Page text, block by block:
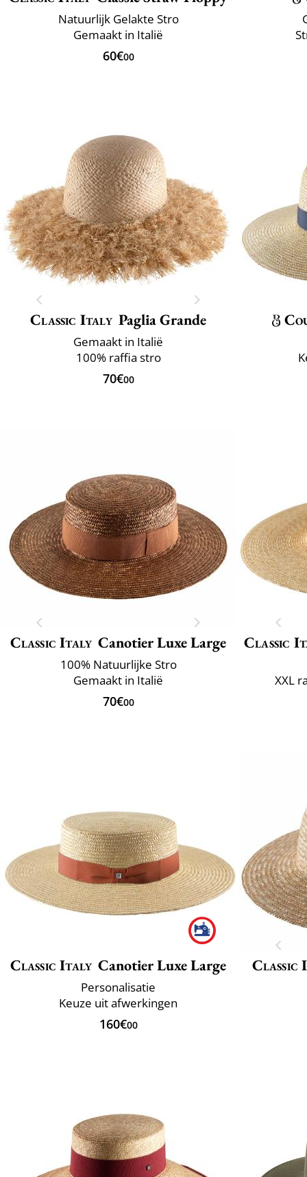
Natuurlijk Gelakte Stro
Gemaakt in Italië
60€00
Classic Italy Paglia Grande
Gemaakt in Italië
100% raffia stro
70€00
Classic Italy Canotier Luxe Large
100% Natuurlijke Stro
Gemaakt in Italië
70€00
Classic
XXL
Classic Italy Canotier Luxe Large
Personalisatie
Keuze uit afwerkingen
160€00
Classic